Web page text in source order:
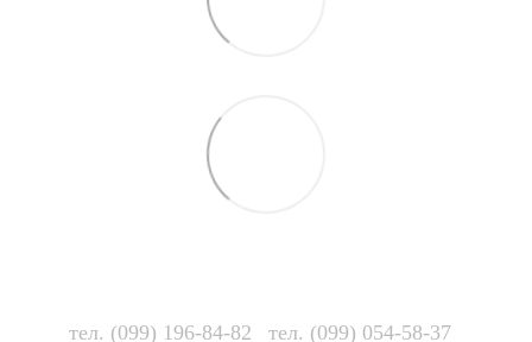
тел. (099) 196-84-82 тел. (099) 054-58-37